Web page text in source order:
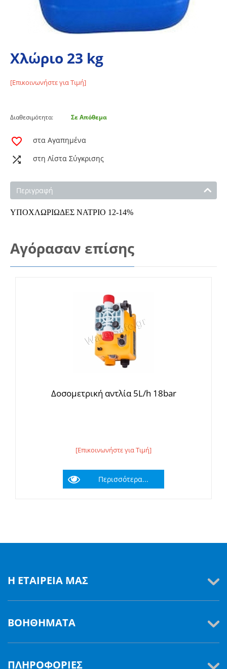
Χλώριο 23 kg
[Επικοινωνήστε για Τιμή]
Διαθεσιμότητα: Σε Απόθεμα
στα Αγαπημένα
στη Λίστα Σύγκρισης
Περιγραφή
ΥΠΟΧΛΩΡΙΩΔΕΣ ΝΑΤΡΙΟ 12-14%
Αγόρασαν επίσης
Δοσομετρική αντλία 5L/h 18bar
[Επικοινωνήστε για Τιμή]
Περισσότερα...
Η ΕΤΑΙΡΕΊΑ ΜΑΣ
ΒΟΗΘΉΜΑΤΑ
ΠΛΗΡΟΦΟΡΊΕΣ